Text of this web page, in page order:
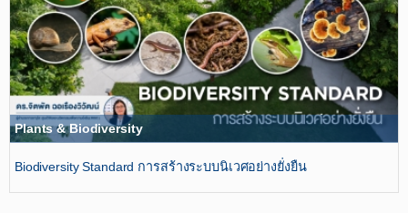
Plants & Biodiversity
ฺBiodiversity Standard การสร้างระบบนิเวศอย่างยั่งยืน